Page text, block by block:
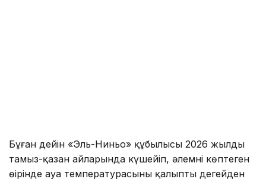
Бұған дейін «Эль-Ниньо» құбылысы 2026 жылдың
тамыз-қазан айларында күшейіп, әлемнің көптеген
өңірінде ауа температурасының қалыпты деңгейден